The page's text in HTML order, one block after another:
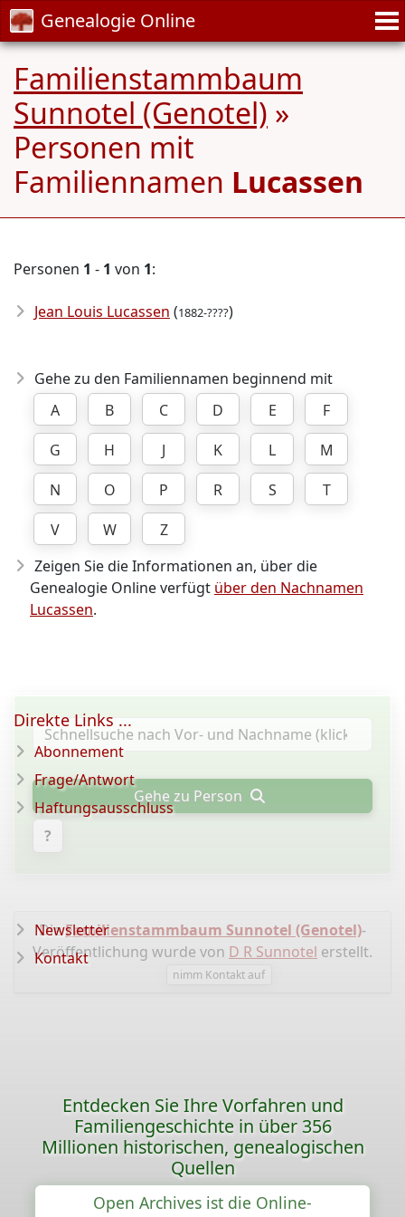
Genealogie Online
Familienstammbaum
Sunnotel (Genotel) »
Personen mit
Familiennamen Lucassen
Personen 1 - 1 von 1:
Jean Louis Lucassen (1882-????)
Gehe zu den Familiennamen beginnend mit
A
B C D E
F
G
H J K L
M
N
O P R S
T
V
W
Z
Zeigen Sie die Informationen an, über die
Genealogie Online verfügt über den Nachnamen
Lucassen.
Gehe zu Person
?
DieFamilienstammbaum Sunnotel (Genotel)-
Veröffentlichung wurde von D R Sunnotel erstellt.
nimm Kontakt auf
Direkte Links ...
Abonnement
Frage/Antwort
Haftungsausschluss
Newsletter
Kontakt
Entdecken Sie Ihre Vorfahren und
Familiengeschichte in über 356
Millionen historischen, genealogischen
Quellen
Open Archives ist die Online-